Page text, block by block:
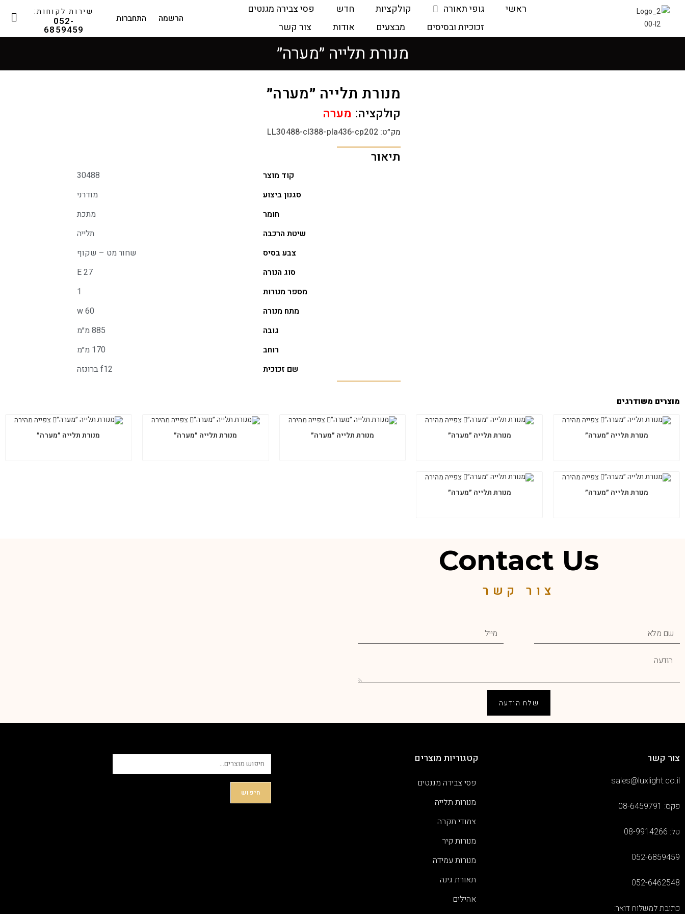
ראשי גופי תאורה קולקציות חדש
פסי צבירה מגנטים
זכוכיות ובסיסים
מבצעים אודות צור קשר
הרשמה התחברות
שירות לקוחות:
052-
6859459
מנורת תלייה ״מערה״
מנורת תלייה ״מערה״
קולקציה: מערה
מק״ט: LL30488-cl388-pla436-cp202
תיאור
קוד מוצר
30488
סגנון ביצוע
מודרני
חומר
מתכת
שיטת הרכבה
תלייה
צבע בסיס
שחור מט – שקוף
סוג הנורה
E 27
מספר מנורות
1
מתח מנורה
w 60
גובה
885 מ״מ
רוחב
170 מ״מ
שם זכוכית
f12 ברונזה
מוצרים משודרגים
צפייה מהירה
מנורת תלייה ״מערה״
צפייה מהירה
מנורת תלייה ״מערה״
צפייה מהירה
מנורת תלייה ״מערה״
צפייה מהירה
מנורת תלייה ״מערה״
צפייה מהירה
מנורת תלייה ״מערה״
צפייה מהירה
מנורת תלייה ״מערה״
צפייה מהירה
מנורת תלייה ״מערה״
Contact Us
צור קשר
שלח הודעה
צור קשר
sales@luxlight.co.il
פקס: 08-6459791
טל: 08-9914266
052-6859459
052-6462548
כתובת למשלוח דואר:
קטגוריות מוצרים
פסי צבירה מגנטים
מנורות תלייה
צמודי תקרה
מנורות קיר
מנורות עמידה
תאורת גינה
אהילים
חיפוש